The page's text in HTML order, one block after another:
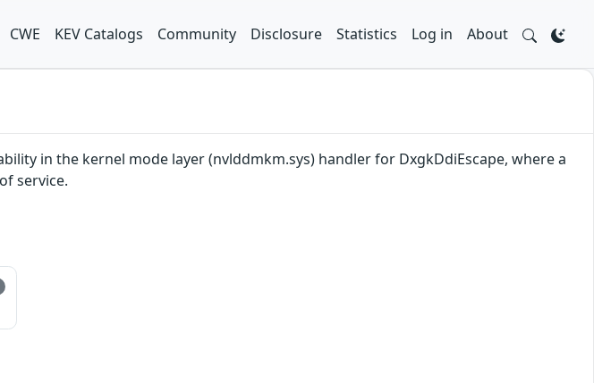
CWE KEV Catalogs Community Disclosure Statistics Log in About
in the kernel mode layer (nvlddmkm.sys) handler for DxgkDdiEscape, where a
service.